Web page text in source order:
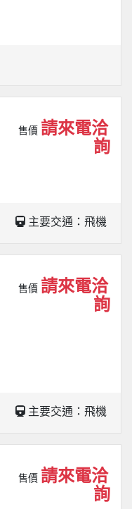
售價 請來電洽
詢
主要交通：飛機
售價 請來電洽
詢
主要交通：飛機
售價 請來電洽
詢